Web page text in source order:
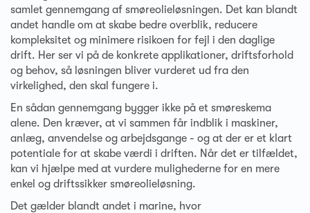
samlet gennemgang af smøreolieløsningen. Det kan blandt
andet handle om at skabe bedre overblik, reducere
kompleksitet og minimere risikoen for fejl i den daglige
drift. Her ser vi på de konkrete applikationer, driftsforhold
og behov, så løsningen bliver vurderet ud fra den
virkelighed, den skal fungere i.
En sådan gennemgang bygger ikke på et smøreskema
alene. Den kræver, at vi sammen får indblik i maskiner,
anlæg, anvendelse og arbejdsgange - og at der er et klart
potentiale for at skabe værdi i driften. Når det er tilfældet,
kan vi hjælpe med at vurdere mulighederne for en mere
enkel og driftssikker smøreolieløsning.
Det gælder blandt andet i marine, hvor